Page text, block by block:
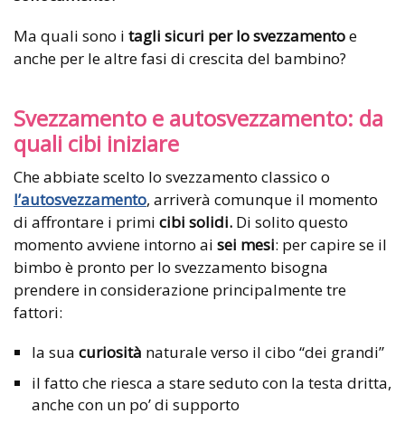
Ma quali sono i tagli sicuri per lo svezzamentoe
anche per le altre fasi di crescita del bambino?
Svezzamento e autosvezzamento: da
quali cibi iniziare
Che abbiate scelto lo svezzamento classico o
l’autosvezzamento, arriverà comunque il momento
di affrontare i primi cibi solidi. Di solito questo
momento avviene intorno ai sei mesi: per capire se il
bimbo è pronto per lo svezzamento bisogna
prendere in considerazione principalmente tre
fattori:
la sua curiosità naturale verso il cibo “dei grandi”
il fatto che riesca a stare seduto con la testa dritta,
anche con un po’ di supporto